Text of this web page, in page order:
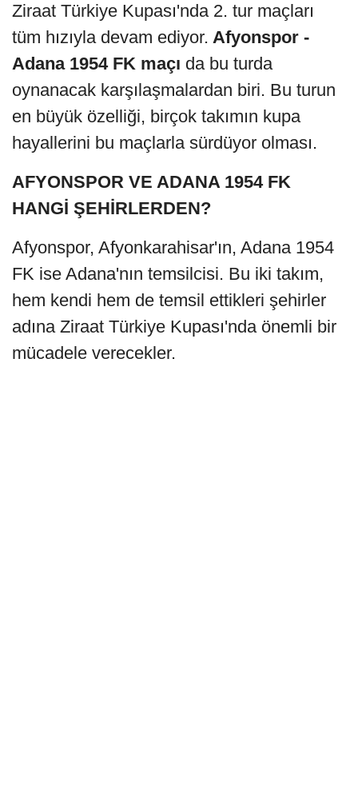
Ziraat Türkiye Kupası'nda 2. tur maçları
tüm hızıyla devam ediyor. Afyonspor -
Adana 1954 FK maçı da bu turda
oynanacak karşılaşmalardan biri. Bu turun
en büyük özelliği, birçok takımın kupa
hayallerini bu maçlarla sürdüyor olması.
AFYONSPOR VE ADANA 1954 FK
HANGİ ŞEHİRLERDEN?
Afyonspor, Afyonkarahisar'ın, Adana 1954
FK ise Adana'nın temsilcisi. Bu iki takım,
hem kendi hem de temsil ettikleri şehirler
adına Ziraat Türkiye Kupası'nda önemli bir
mücadele verecekler.